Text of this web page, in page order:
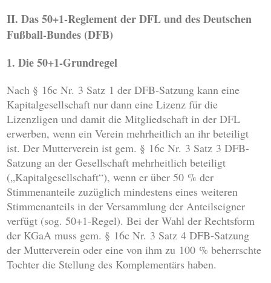
II. Das 50+1-Reglement der DFL und des Deutschen
Fußball-Bundes (DFB)
1. Die 50+1-Grundregel
Nach § 16c Nr. 3 Satz 1 der DFB-Satzung kann eine
Kapitalgesellschaft nur dann eine Lizenz für die
Lizenzligen und damit die Mitgliedschaft in der DFL
erwerben, wenn ein Verein mehrheitlich an ihr beteiligt
ist. Der Mutterverein ist gem. § 16c Nr. 3 Satz 3 DFB-
Satzung an der Gesellschaft mehrheitlich beteiligt
(„Kapitalgesellschaft“), wenn er über 50 % der
Stimmenanteile zuzüglich mindestens eines weiteren
Stimmenanteils in der Versammlung der Anteilseigner
verfügt (sog. 50+1-Regel). Bei der Wahl der Rechtsform
der KGaA muss gem. § 16c Nr. 3 Satz 4 DFB-Satzung
der Mutterverein oder eine von ihm zu 100 % beherrschte
Tochter die Stellung des Komplementärs haben.